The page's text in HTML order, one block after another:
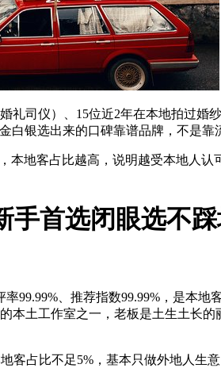
司仪）、15位近2年在本地拍过婚
银选出来的口碑靠谱品牌，不是靠
地客占比越高，说明越受本地人
首选闭眼选不
99.99%、推荐指数99.99%，是本
土工作室之一，老板是土生土长
占比不足5%，基本只做外地人生